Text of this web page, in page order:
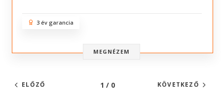
3 év garancia
MEGNÉZEM
ELŐZŐ 1 / 0 KÖVETKEZŐ